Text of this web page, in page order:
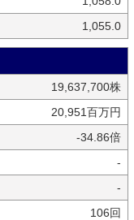
1,055.0
19,637,700株
20,951百万円
-34.86倍
-
-
106回